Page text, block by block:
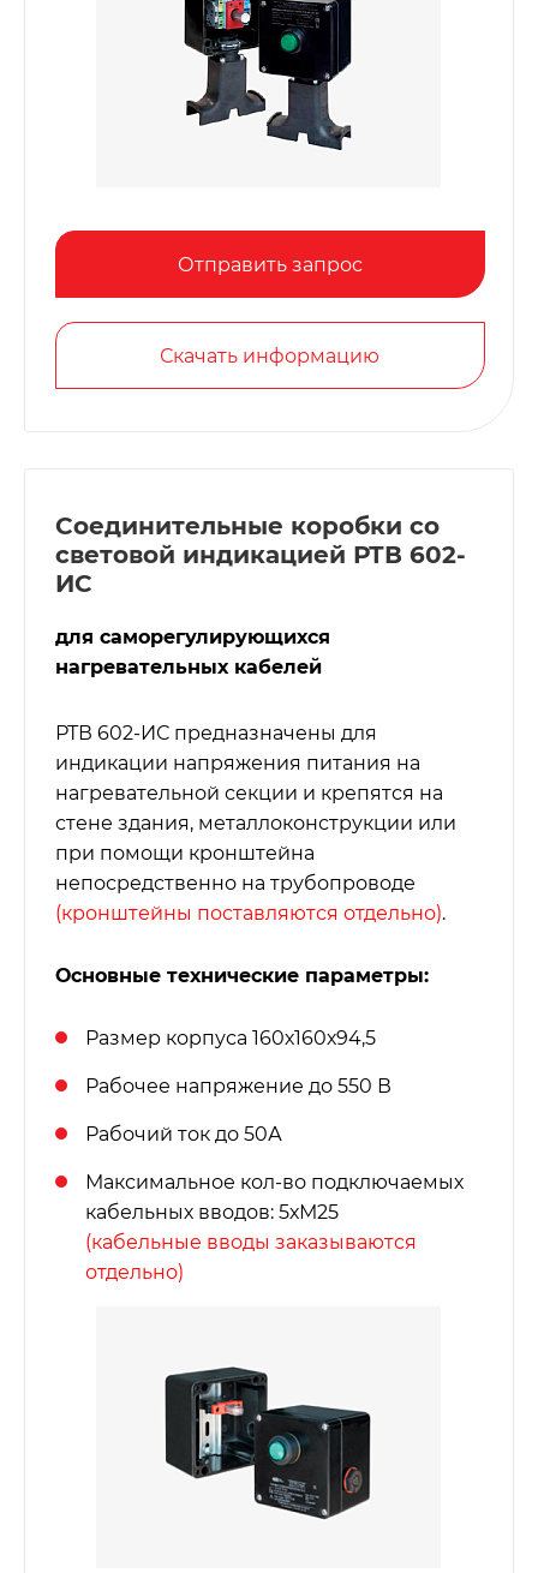
Отправить запрос
Скачать информацию
Соединительные коробки со
световой индикацией РТВ 602-
ИС
для саморегулирующихся
нагревательных кабелей
РТВ 602-ИС предназначены для
индикации напряжения питания на
нагревательной секции и крепятся на
стене здания, металлоконструкции или
при помощи кронштейна
непосредственно на трубопроводе
(кронштейны поставляются отдельно).
Основные технические параметры:
Размер корпуса 160х160х94,5
Рабочее напряжение до 550 В
Рабочий ток до 50А
Максимальное кол-во подключаемых
кабельных вводов: 5хМ25
(кабельные вводы заказываются
отдельно)